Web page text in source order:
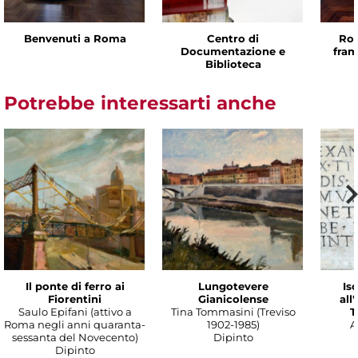
Benvenuti a Roma
Centro di
Documentazione e
Biblioteca
Potrebbe interessarti anche
Il ponte di ferro ai
Fiorentini
Saulo Epifani (attivo a
Roma negli anni quaranta-
sessanta del Novecento)
Dipinto
Lungotevere
Gianicolense
Tina Tommasini (Treviso
1902-1985)
Dipinto